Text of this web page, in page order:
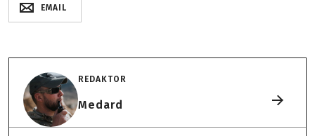
EMAIL
REDAKTOR
Medard